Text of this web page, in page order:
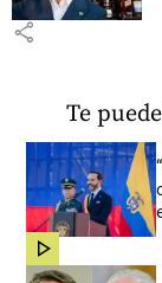
share
Te
share